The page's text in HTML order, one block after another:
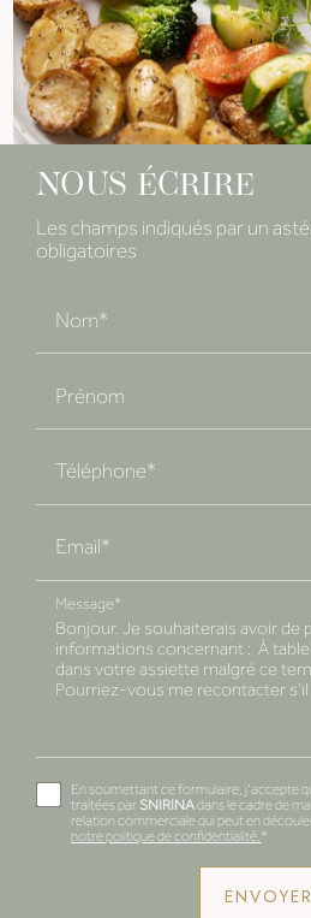
NOUS ÉCRIRE
Les champs indiqués par un
obligatoires
Nom*
Prénom
Téléphone*
Email*
Message*
En soumettant ce formulaire, j'accepte
traitées parSNIRINAdans le cadre de
relation commerciale qui peut en
notre politique de confidentialité.*